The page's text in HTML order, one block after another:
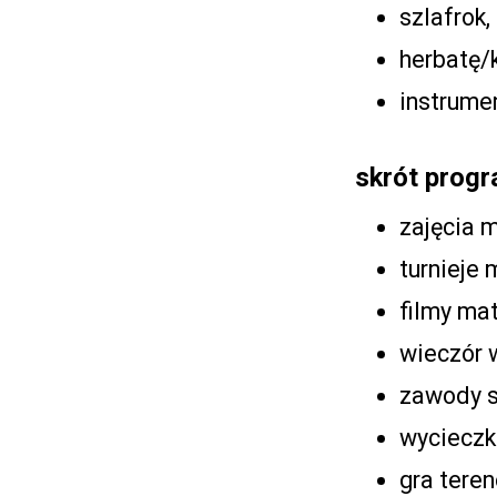
szlafrok,
herbatę/
skrót
zajęcia
turnieje
filmy
wieczór
zawody
gra